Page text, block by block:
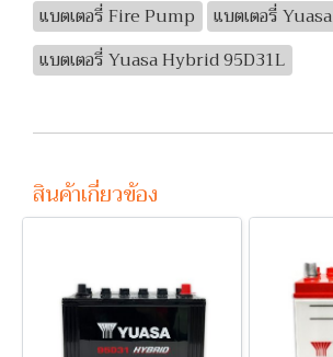
แบตเตอรี่ Fire Pump
แบตเตอรี่ Yuasa
แบตเตอรี่ Yuasa Hybrid 95D31L
สินค้าเกี่ยวข้อง